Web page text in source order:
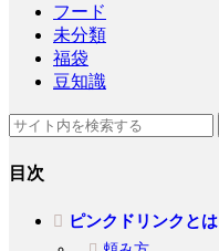
フード
未分類
福袋
豆知識
目次
ピンクドリンクとは